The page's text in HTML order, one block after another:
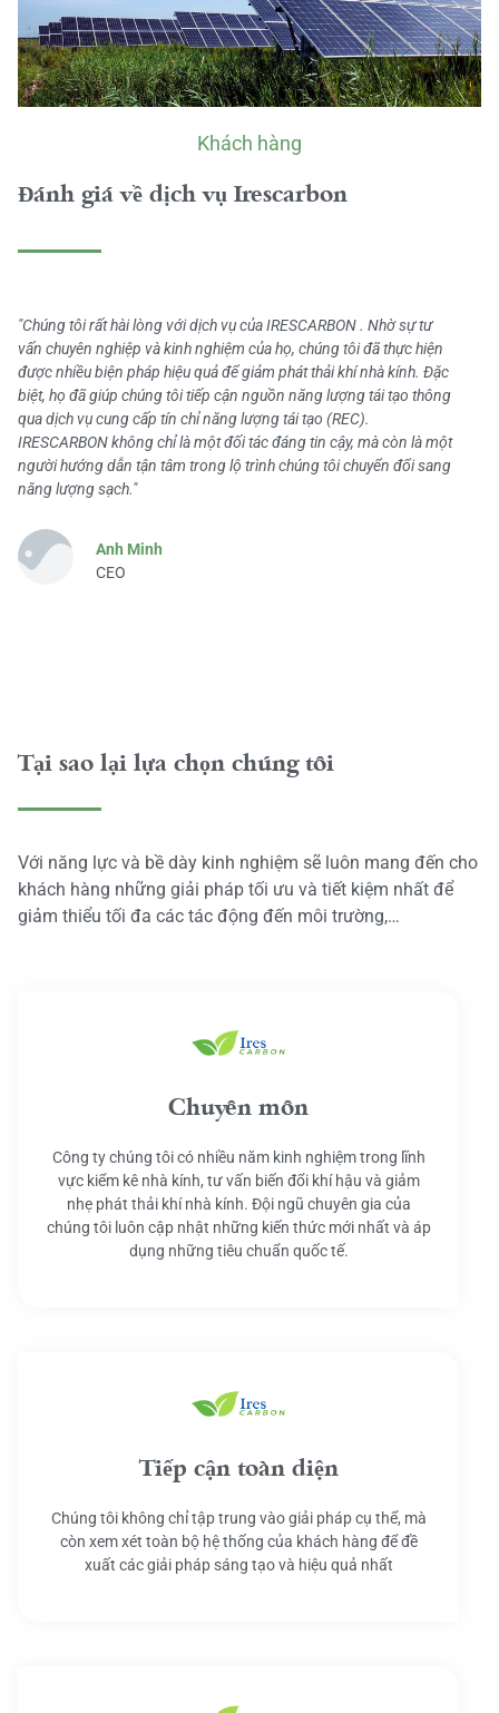
Khách hàng
Đánh giá về dịch vụ Irescarbon
"Chúng tôi rất hài lòng với dịch vụ của IRESCARBON . Nhờ sự tư
vấn chuyên nghiệp và kinh nghiệm của họ, chúng tôi đã thực hiện
được nhiều biện pháp hiệu quả để giảm phát thải khí nhà kính. Đặc
biệt, họ đã giúp chúng tôi tiếp cận nguồn năng lượng tái tạo thông
qua dịch vụ cung cấp tín chỉ năng lượng tái tạo (REC).
IRESCARBON không chỉ là một đối tác đáng tin cậy, mà còn là một
người hướng dẫn tận tâm trong lộ trình chúng tôi chuyển đổi sang
năng lượng sạch."
Anh Minh
CEO
Tại sao lại lựa chọn chúng tôi
Với năng lực và bề dày kinh nghiệm sẽ luôn mang đến cho
khách hàng những giải pháp tối ưu và tiết kiệm nhất để
giảm thiểu tối đa các tác động đến môi trường,…
Chuyên môn
Công ty chúng tôi có nhiều năm kinh nghiệm trong lĩnh
vực kiểm kê nhà kính, tư vấn biến đổi khí hậu và giảm
nhẹ phát thải khí nhà kính. Đội ngũ chuyên gia của
chúng tôi luôn cập nhật những kiến thức mới nhất và áp
dụng những tiêu chuẩn quốc tế.
Tiếp cận toàn diện
Chúng tôi không chỉ tập trung vào giải pháp cụ thể, mà
còn xem xét toàn bộ hệ thống của khách hàng để đề
xuất các giải pháp sáng tạo và hiệu quả nhất